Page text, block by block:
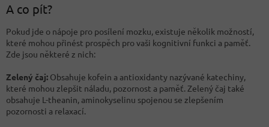
A co pít?
Pokud jde o nápoje pro posílení mozku, existuje několik možností,
které mohou přinést prospěch pro vaši kognitivní funkci a paměť.
Zde jsou některé z nich:
Zelený čaj: Obsahuje kofein a antioxidanty nazývané katechiny,
které mohou zlepšit náladu, pozornost a paměť. Zelený čaj také
obsahuje L-theanin, aminokyselinu spojenou se zlepšením
pozornosti a relaxací.